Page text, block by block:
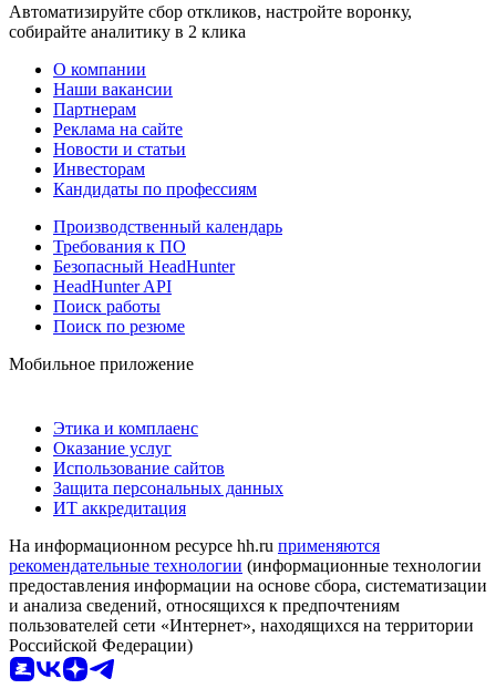
Автоматизируйте сбор откликов, настройте воронку,
собирайте аналитику в 2 клика
О компании
Наши вакансии
Партнерам
Реклама на сайте
Новости и статьи
Инвесторам
Кандидаты по профессиям
Производственный календарь
Требования к ПО
Безопасный HeadHunter
HeadHunter API
Поиск работы
Поиск по резюме
Мобильное приложение
Этика и комплаенс
Оказание услуг
Использование сайтов
Защита персональных данных
ИТ аккредитация
На информационном ресурсе hh.ru применяются
рекомендательные технологии (информационные технологии
предоставления информации на основе сбора, систематизации
и анализа сведений, относящихся к предпочтениям
пользователей сети «Интернет», находящихся на территории
Российской Федерации)